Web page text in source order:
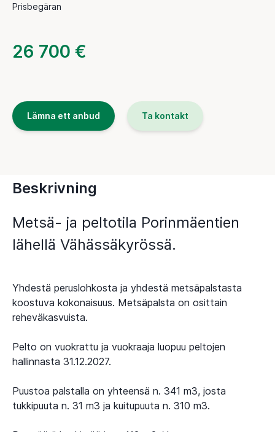
Prisbegäran
26 700 €
Lämna ett anbud Ta kontakt
Beskrivning
Metsä- ja peltotila Porinmäentien
lähellä Vähässäkyrössä.
Yhdestä peruslohkosta ja yhdestä metsäpalstasta
koostuva kokonaisuus. Metsäpalsta on osittain
reheväkasvuista.
Pelto on vuokrattu ja vuokraaja luopuu peltojen
hallinnasta 31.12.2027.
Puustoa palstalla on yhteensä n. 341 m3, josta
tukkipuuta n. 31 m3 ja kuitupuuta n. 310 m3.